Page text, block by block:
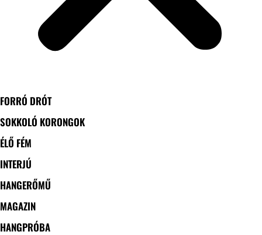
FORRÓ DRÓT
SOKKOLÓ KORONGOK
ÉLŐ FÉM
INTERJÚ
HANGERŐMŰ
MAGAZIN
HANGPRÓBA